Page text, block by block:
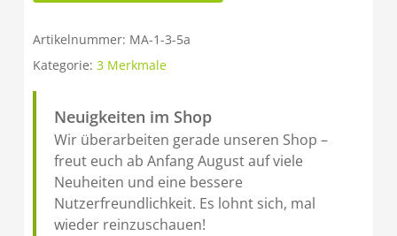
Artikelnummer: MA-1-3-5a
Kategorie: 3 Merkmale
Neuigkeiten im Shop
Wir überarbeiten gerade unseren Shop –
freut euch ab Anfang August auf viele
Neuheiten und eine bessere
Nutzerfreundlichkeit. Es lohnt sich, mal
wieder reinzuschauen!